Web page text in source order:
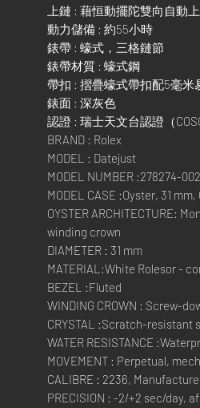
上鏈 : 藉恒動擺陀雙向自動
動力儲備 : 約55小時
錶帶 : 蠔式，三格鏈節
錶帶材質 : 蠔式鋼
帶扣 : 摺疊蠔式帶扣配5毫米
錶面 : 深灰色
認證 : 瑞士天文台認證（
BRAND : Rolex
MODEL : Datejust
MODEL NUMBER :278274-
MODEL CASE :Oyster, 31
OYSTER ARCHITECTURE:
winding crown
DIAMETER : 31 mm
MATERIAL:White Rolesor -
BEZEL :Fluted
WINDING CROWN : Screw-
CRYSTAL :Scratch-resistant
WATER RESISTANCE
MOVEMENT : Perpetual,
CALIBRE : 2236,
PRECISION : -2/+2 sec/day,